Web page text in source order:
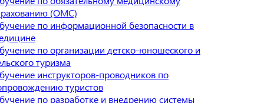
(ОМС)
по информационной безопасности в
по организации детско-юношеского и
туризма
инструкторов-проводников по
туристов
по разработке и внедрению системы